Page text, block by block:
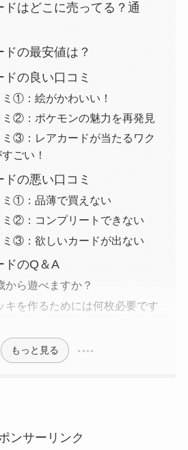
ドはどこに売ってる？通
の最安値は？
の良い口コミ
ミ①：絵がかわいい！
ミ②：ポケモンの魅力を再発見
ミ③：レアカードが当たるワク
ごい！
の悪い口コミ
ミ①：品薄で買えない
ミ②：コンプリートできない
ミ③：欲しいカードが出ない
ドのQ＆A
から遊べますか？
キを作るためには何枚必要です
もっと見る
ンサーリンク